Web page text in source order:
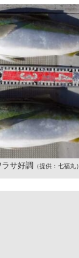
ラサ好調 （提供：七福丸）